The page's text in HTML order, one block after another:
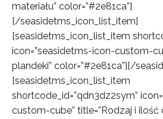
materiału” color=”#2e81ca”]
[/seasidetms_icon_list_item]
[seasidetms_icon_list_item
icon=”seasidetms-icon-custom-
plandeki” color=”#2e81ca”][/
[seasidetms_icon_list_item
shortcode_id=”qdn3dz2sym”
custom-cube” title=”Rodzaj i ilość